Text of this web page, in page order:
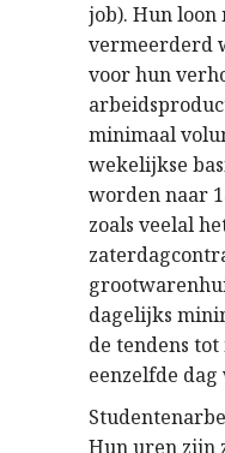
job). Hun loon
vermeerderd
voor hun
minimaal
wekelijkse
worden naar
zoals veelal
dagelijks
de tendens
eenzelfde
Hun uren zijn